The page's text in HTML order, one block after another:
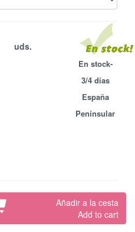
uds.
En stock-
3/4 días
España
Penínsular
Añadir a la cesta
Add to cart